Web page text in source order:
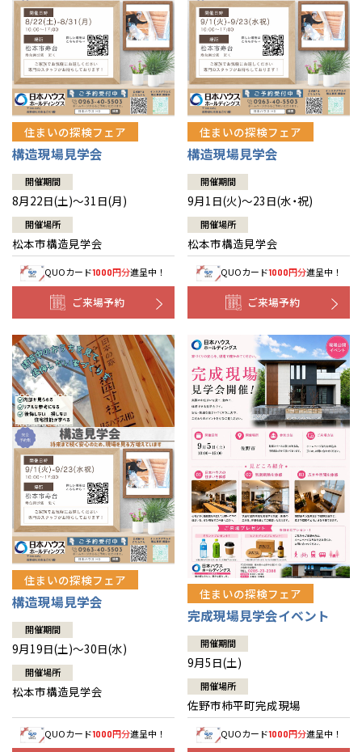
住まいの探検フェア
構造現場見学会
開催期間
8月22日(土)～31日(月)
開催場所
松本市構造見学会
QUOカード1000円分進呈中！
ご来場予約
住まいの探検フェア
構造現場見学会
開催期間
9月1日(火)～23日(水・祝)
開催場所
松本市構造見学会
QUOカード1000円分進呈中！
ご来場予約
住まいの探検フェア
構造現場見学会
開催期間
9月19日(土)～30日(水)
開催場所
松本市構造見学会
QUOカード1000円分進呈中！
住まいの探検フェア
完成現場見学会イベント
開催期間
9月5日(土)
開催場所
佐野市柿平町完成現場
QUOカード1000円分進呈中！